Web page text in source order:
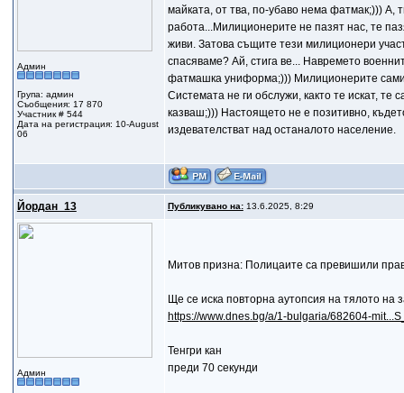
Админ
Група: админ
Съобщения: 17 870
Участник # 544
Дата на регистрация: 10-August
06
майката, от тва, по-убаво нема фатмак;)))
работа...Милиционерите не пазят нас, те
живи. Затова същите тези милиционери
спасяваме? Ай, стига ве... Навремето
фатмашка униформа;))) Милиционерите
Системата не ги обслужи, както те искат,
казваш;))) Настоящето не е позитивно,
издевателстват над останалото население.
Йордан_13 Публикувано на:13.6.2025, 8:29
Админ
Митов призна: Полицаите са превишили
Ще се иска повторна аутопсия на тялото на
https://www.dnes.bg/a/1-bulgaria/682604-
Тенгри кан
преди 70 секунди